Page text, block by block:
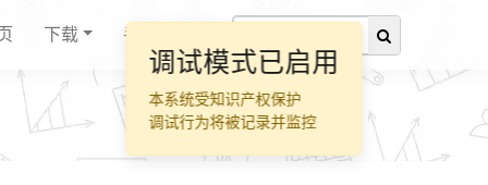
下载 手册
调试模式已启用
本系统受知识产权保护
调试行为将被记录并监控